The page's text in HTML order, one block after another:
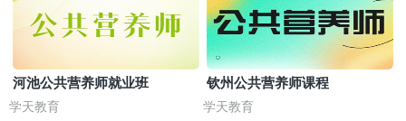
河池公共营养师就业班
学天教育
钦州公共营养师课程
学天教育